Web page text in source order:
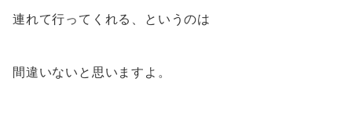
連れて行ってくれる、というのは
間違いないと思いますよ。